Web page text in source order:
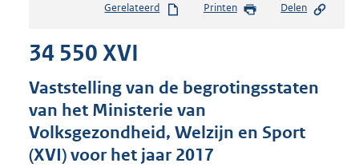
s
s
r
Gerelateerd Printen Delen
34 550 XVI
Vaststelling van de begrotingsstaten
van het Ministerie van
Volksgezondheid, Welzijn en Sport
(XVI) voor het jaar 2017